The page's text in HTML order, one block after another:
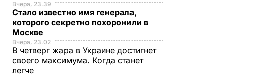
Вчера, 23.39
Стало известно имя генерала,
которого секретно похоронили в
Москве
Вчера, 23.02
В четверг жара в Украине достигнет
своего максимума. Когда станет
легче